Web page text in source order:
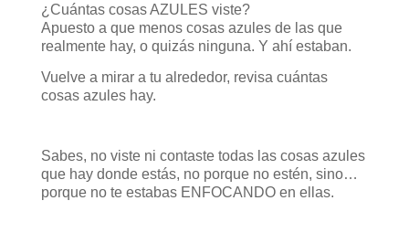
¿Cuántas cosas AZULES viste?
Apuesto a que menos cosas azules de las que
realmente hay, o quizás ninguna. Y ahí estaban.
Vuelve a mirar a tu alrededor, revisa cuántas
cosas azules hay.
Sabes, no viste ni contaste todas las cosas azules
que hay donde estás, no porque no estén, sino…
porque no te estabas ENFOCANDO en ellas.